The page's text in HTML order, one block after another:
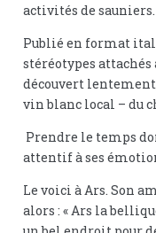
activités de sauniers.
Publié en format
stéréotypes
découvert
vin blanc local – du
Prendre le temps
attentif à ses
Le voici à Ars. Son
alors : « Ars la